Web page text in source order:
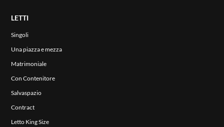
LETTI
Singoli
Una piazza e mezza
Matrimoniale
Con Contenitore
Salvaspazio
Contract
Letto King Size